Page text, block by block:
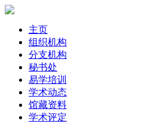
主页
组织机构
分支机构
秘书处
易学培训
学术动态
馆藏资料
学术评定